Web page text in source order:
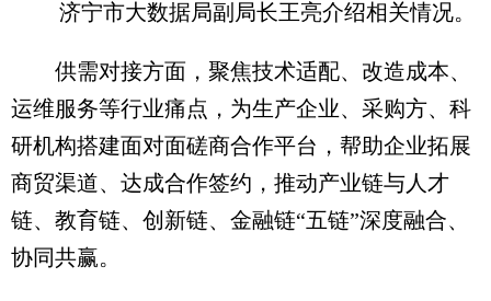
济宁市大数据局副局长王亮介绍相关情况。
供需对接方面，聚焦技术适配、改造成本、
运维服务等行业痛点，为生产企业、采购方、科
研机构搭建面对面磋商合作平台，帮助企业拓展
商贸渠道、达成合作签约，推动产业链与人才
链、教育链、创新链、金融链“五链”深度融合、
协同共赢。